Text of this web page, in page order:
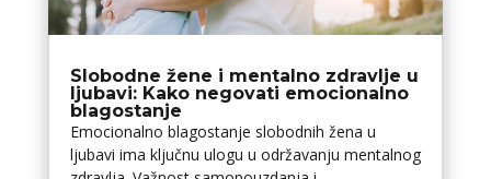
Slobodne žene i mentalno zdravlje u
ljubavi: Kako negovati emocionalno
blagostanje
Emocionalno blagostanje slobodnih žena u
ljubavi ima ključnu ulogu u održavanju mentalnog